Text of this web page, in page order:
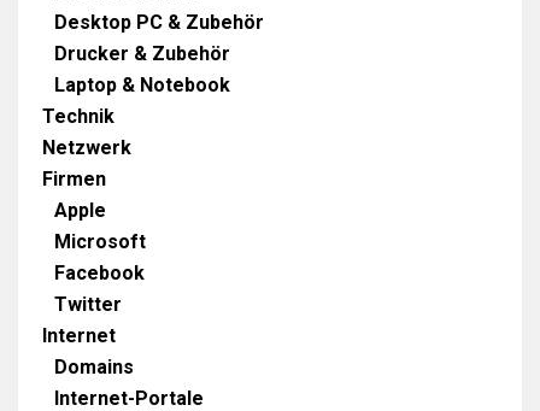
Desktop PC & Zubehör
Drucker & Zubehör
Laptop & Notebook
Technik
Netzwerk
Firmen
Apple
Microsoft
Facebook
Twitter
Internet
Domains
Internet-Portale